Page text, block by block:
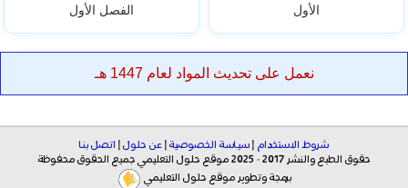
الأول
الفصل الأول
نعمل على تحديث المواد لعام 1447 هـ
شروط الاستخدام | سياسة الخصوصية | عن حلول | اتصل بنا
حقوق الطبع والنشر 2017 - 2025 موقع حلول التعليمي جميع الحقوق محفوظة
برمجة وتطوير موقع حلول التعليمي